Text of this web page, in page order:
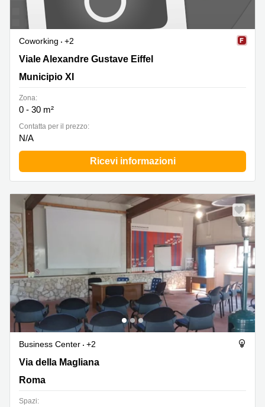
Coworking
+2
Viale Alexandre Gustave Eiffel, 100, Municipio XI
Viale Alexandre Gustave Eiffel
Municipio XI
Zona:
0 - 30 m²
Сontatta per il prezzo:
N/A
Ricevi informazioni
Business Center
+2
Via della Magliana 1066, Roma
Via della Magliana
Roma
Spazi: